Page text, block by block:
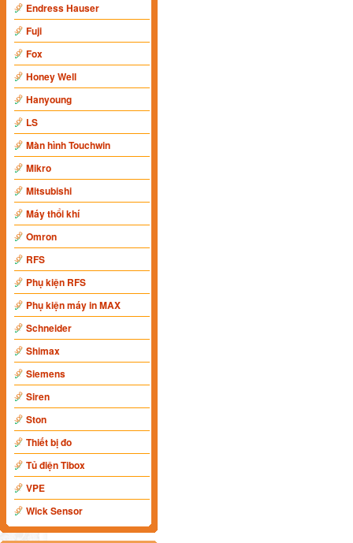
Endress Hauser
Fuji
Fox
Honey Well
Hanyoung
LS
Màn hình Touchwin
Mikro
Mitsubishi
Máy thổi khí
Omron
RFS
Phụ kiện RFS
Phụ kiện máy in MAX
Schneider
Shimax
Siemens
Siren
Ston
Thiết bị đo
Tủ điện Tibox
VPE
Wick Sensor